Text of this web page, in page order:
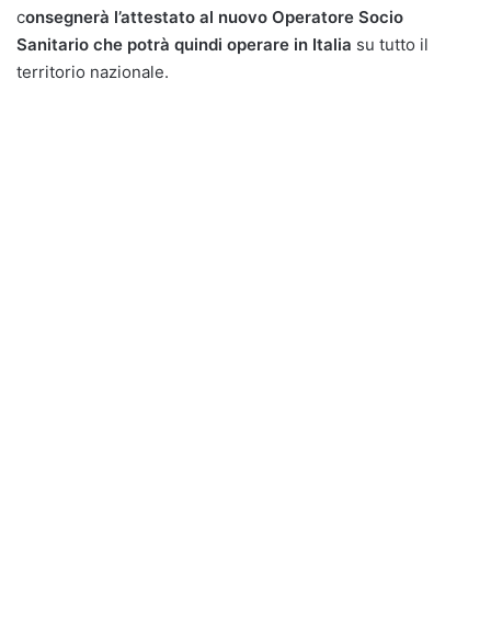
consegnerà l’attestato al nuovo Operatore Socio
Sanitario che potrà quindi operare in Italia su tutto il
territorio nazionale.